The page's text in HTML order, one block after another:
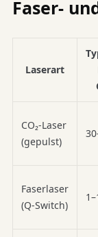
Faser-
Laserart
CO₂-Laser
(gepulst)
Faserlaser
(Q-Switch)